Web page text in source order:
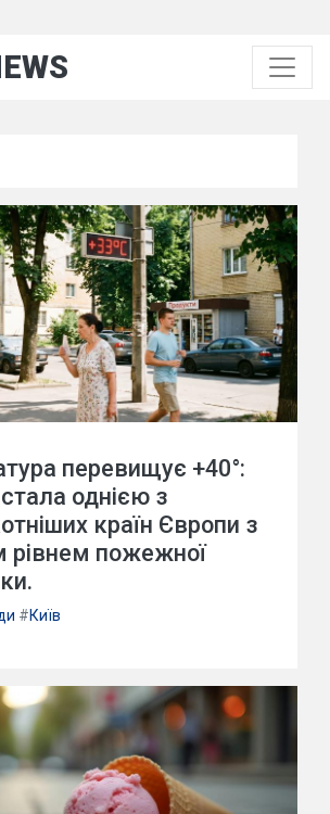
перевищує +40°:
однією з
країн Європи з
рівнем пожежної
#Київ